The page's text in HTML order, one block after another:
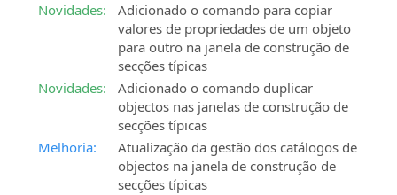
Novidades:
Adicionado o comando para copiar
valores de propriedades de um objeto
para outro na janela de construção de
secções típicas
Novidades:
Adicionado o comando duplicar
objectos nas janelas de construção de
secções típicas
Melhoria:
Atualização da gestão dos catálogos de
objectos na janela de construção de
secções típicas